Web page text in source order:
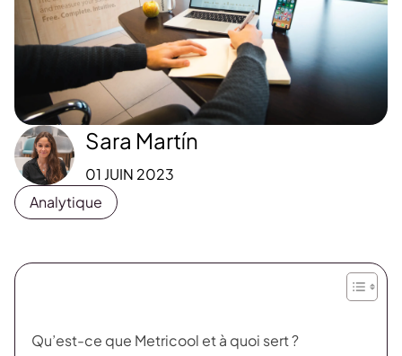
Sara Martín
01 JUIN 2023
Analytique
Qu’est-ce que Metricool et à quoi sert ?